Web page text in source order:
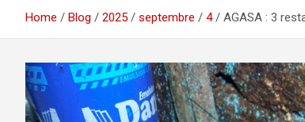
Home Blog 2025 septembre 4 AGASA : 3